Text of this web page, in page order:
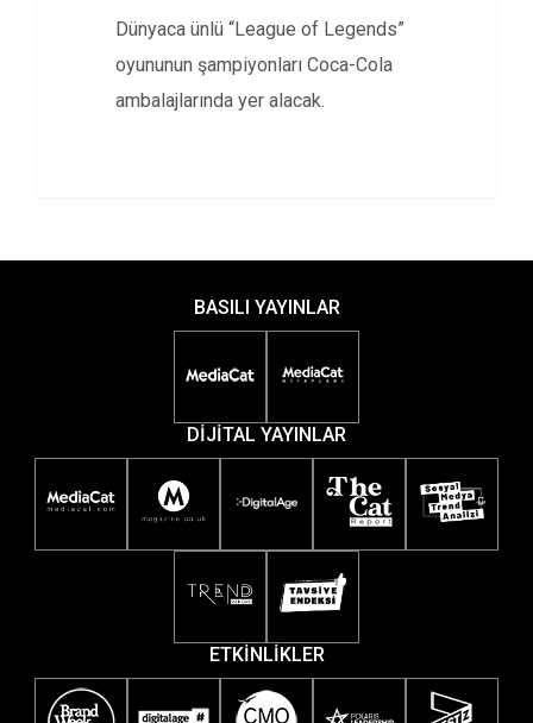
Dünyaca ünlü “League of Legends”
oyununun şampiyonları Coca-Cola
ambalajlarında yer alacak.
BASILI YAYINLAR
DİJİTAL YAYINLAR
ETKİNLİKLER